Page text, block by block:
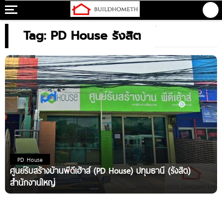
Tag: PD House รังสิต
PD House
ศูนย์รับสร้างบ้านพีดีเฮ้าส์ (PD House) ปทุมธานี (รังสิต)
สำนักงานใหญ่